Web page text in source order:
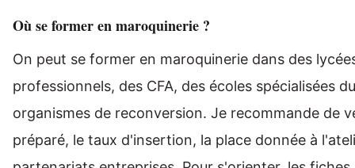
Où se former en maroquinerie ?
On peut se former en maroquinerie dans des
professionnels, des CFA, des écoles spécialisées
organismes de reconversion. Je recommande de
préparé, le taux d'insertion, la place donnée à